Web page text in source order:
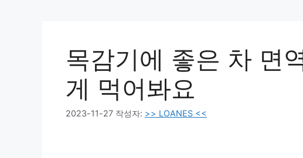
목감기에 좋은 차 면
게 먹어봐요
2023-11-27 작성자: >> LOANES <<